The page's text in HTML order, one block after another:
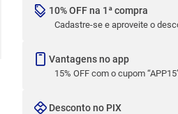
10% OFF na 1ª compra
Cadastre-se e aproveite o
Vantagens no app
15% OFF com o cupom
Desconto no PIX